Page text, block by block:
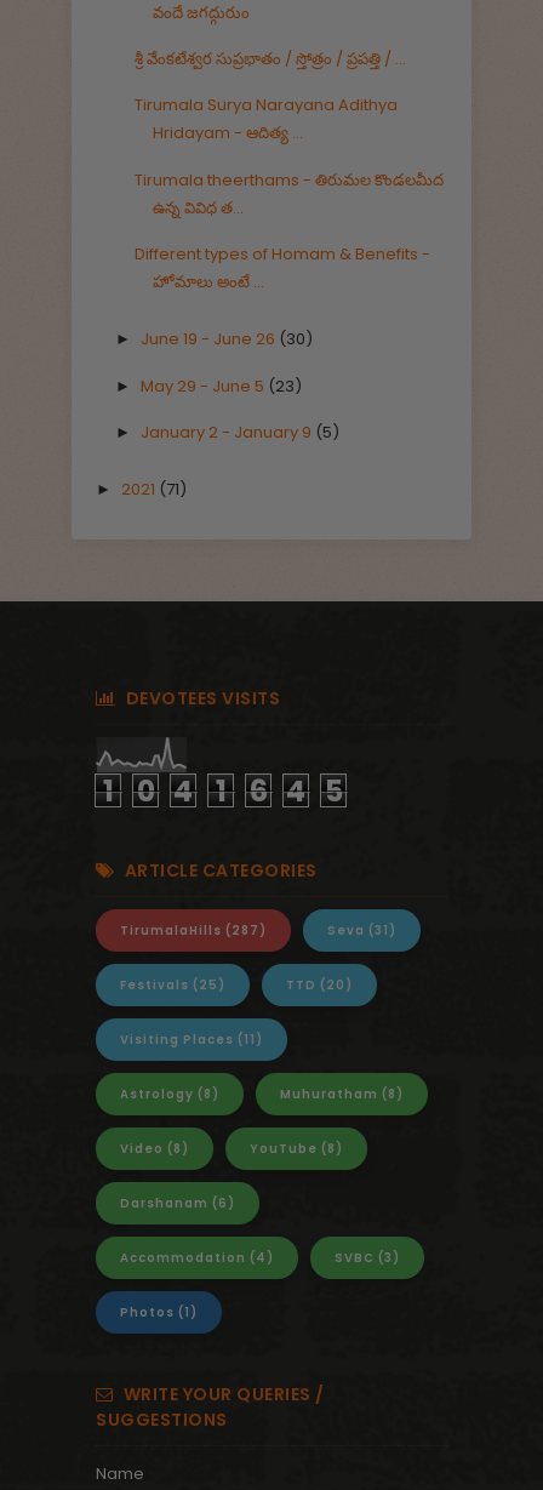
వందే జగద్గురుం
శ్రీ వేంకటేశ్వర సుప్రభాతం / స్తోత్రం / ప్రపత్తి / ...
Tirumala Surya Narayana Adithya
Hridayam - ఆదిత్య ...
Tirumala theerthams - తిరుమల కొండలమీద
ఉన్న వివిధ త...
Different types of Homam & Benefits -
హోమాలు అంటే ...
► June 19 - June 26 (30)
► May 29 - June 5 (23)
► January 2 - January 9 (5)
► 2021 (71)
DEVOTEES VISITS
1 0 4 1 6 4 5
ARTICLE CATEGORIES
TirumalaHills (287) Seva (31)
Festivals (25) TTD (20)
Visiting Places (11)
Astrology (8) Muhuratham (8)
Video (8) YouTube (8)
Darshanam (6)
Accommodation (4) SVBC (3)
Photos (1)
WRITE YOUR QUERIES /
SUGGESTIONS
Name